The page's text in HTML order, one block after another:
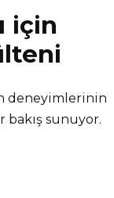
için
deneyimlerinin
sunuyor.